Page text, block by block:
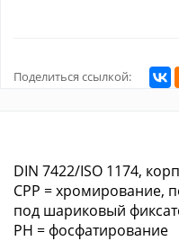
Поделиться ссылкой:
DIN 7422/ISO 1174,
CPP = хромирование,
под шариковый
PH = фосфатирование